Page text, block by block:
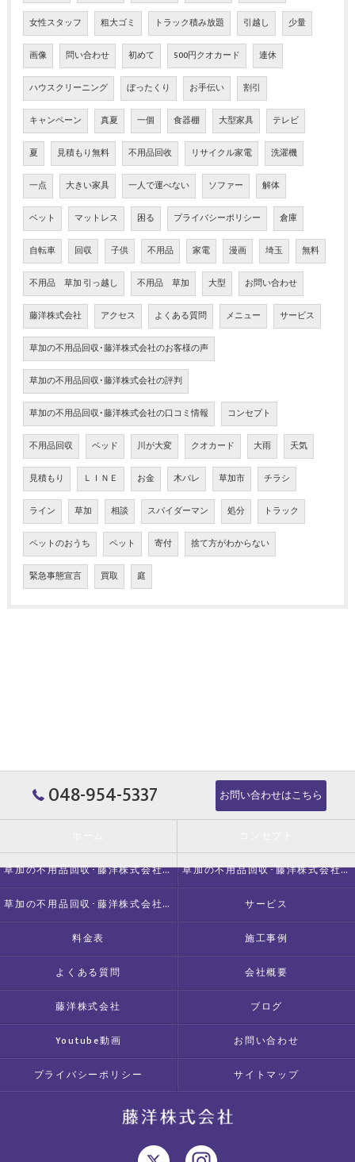
女性スタッフ 粗大ゴミ トラック積み放題 引越し 少量
画像 問い合わせ 初めて 500円クオカード 連休
ハウスクリーニング ぼったくり お手伝い 割引
キャンペーン 真夏 一個 食器棚 大型家具 テレビ
夏 見積もり無料 不用品回收 リサイクル家電 洗濯機
一点 大きい家具 一人で運べない ソファー 解体
ベット マットレス 困る プライバシーポリシー 倉庫
自転車 回収 子供 不用品 家電 漫画 埼玉 無料
不用品 草加 引っ越し 不用品 草加 大型 お問い合わせ
藤洋株式会社 アクセス よくある質問 メニュー サービス
草加の不用品回収･藤洋株式会社のお客様の声
草加の不用品回収･藤洋株式会社の評判
草加の不用品回収･藤洋株式会社の口コミ情報 コンセプト
不用品回収 ベッド 川が大変 クオカード 大雨 天気
見積もり ＬＩＮＥ お金 木パレ 草加市 チラシ
ライン 草加 相談 スパイダーマン 処分 トラック
ペットのおうち ペット 寄付 捨て方がわからない
緊急事態宣言 買取 庭
048-954-5337 お問い合わせはこちら
草加の不用品回収･藤洋株式会社の口コミ情報 草加の不用品回収･藤洋株式会社の評判
草加の不用品回収･藤洋株式会社のお客様の声 サービス
料金表 施工事例
よくある質問 会社概要
藤洋株式会社 ブログ
Youtube動画 お問い合わせ
プライバシーポリシー サイトマップ